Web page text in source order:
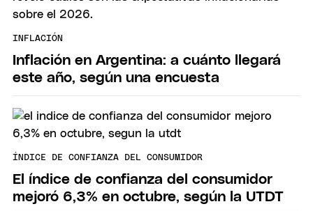
INFLACIÓN
Inflación en Argentina: a cuánto llegará
este año, según una encuesta
ÍNDICE DE CONFIANZA DEL CONSUMIDOR
El índice de confianza del consumidor
mejoró 6,3% en octubre, según la UTDT